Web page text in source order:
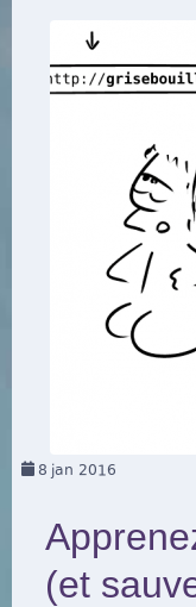
8 jan 2016
(et